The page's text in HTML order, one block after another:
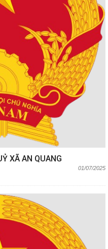
XÃ AN QUANG
01/07/2025